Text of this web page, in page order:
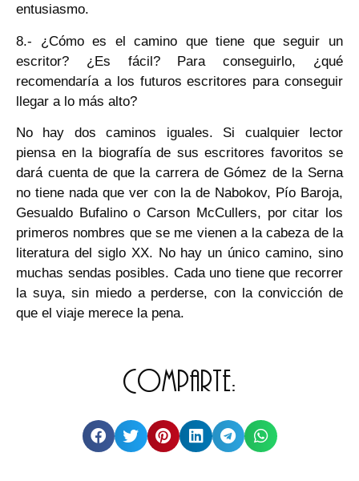
entusiasmo.
8.- ¿Cómo es el camino que tiene que seguir un
escritor? ¿Es fácil? Para conseguirlo, ¿qué
recomendaría a los futuros escritores para conseguir
llegar a lo más alto?
No hay dos caminos iguales. Si cualquier lector
piensa en la biografía de sus escritores favoritos se
dará cuenta de que la carrera de Gómez de la Serna
no tiene nada que ver con la de Nabokov, Pío Baroja,
Gesualdo Bufalino o Carson McCullers, por citar los
primeros nombres que se me vienen a la cabeza de la
literatura del siglo XX. No hay un único camino, sino
muchas sendas posibles. Cada uno tiene que recorrer
la suya, sin miedo a perderse, con la convicción de
que el viaje merece la pena.
Comparte: